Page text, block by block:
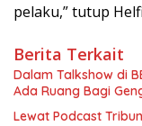
pelaku,” tutup
Berita Terkait
Dalam Talkshow di
Ada Ruang Bagi
Lewat Podcast